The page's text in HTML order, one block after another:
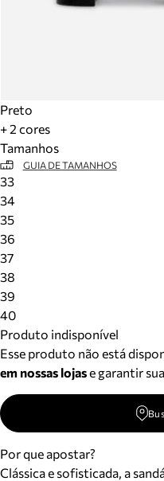
Preto
+ 2 cores
Tamanhos
GUIA DE TAMANHOS
33
34
35
36
37
38
39
40
Produto indisponível
Esse produto não está
em nossas lojase garantir
Por que apostar?
Clássica e sofisticada, a